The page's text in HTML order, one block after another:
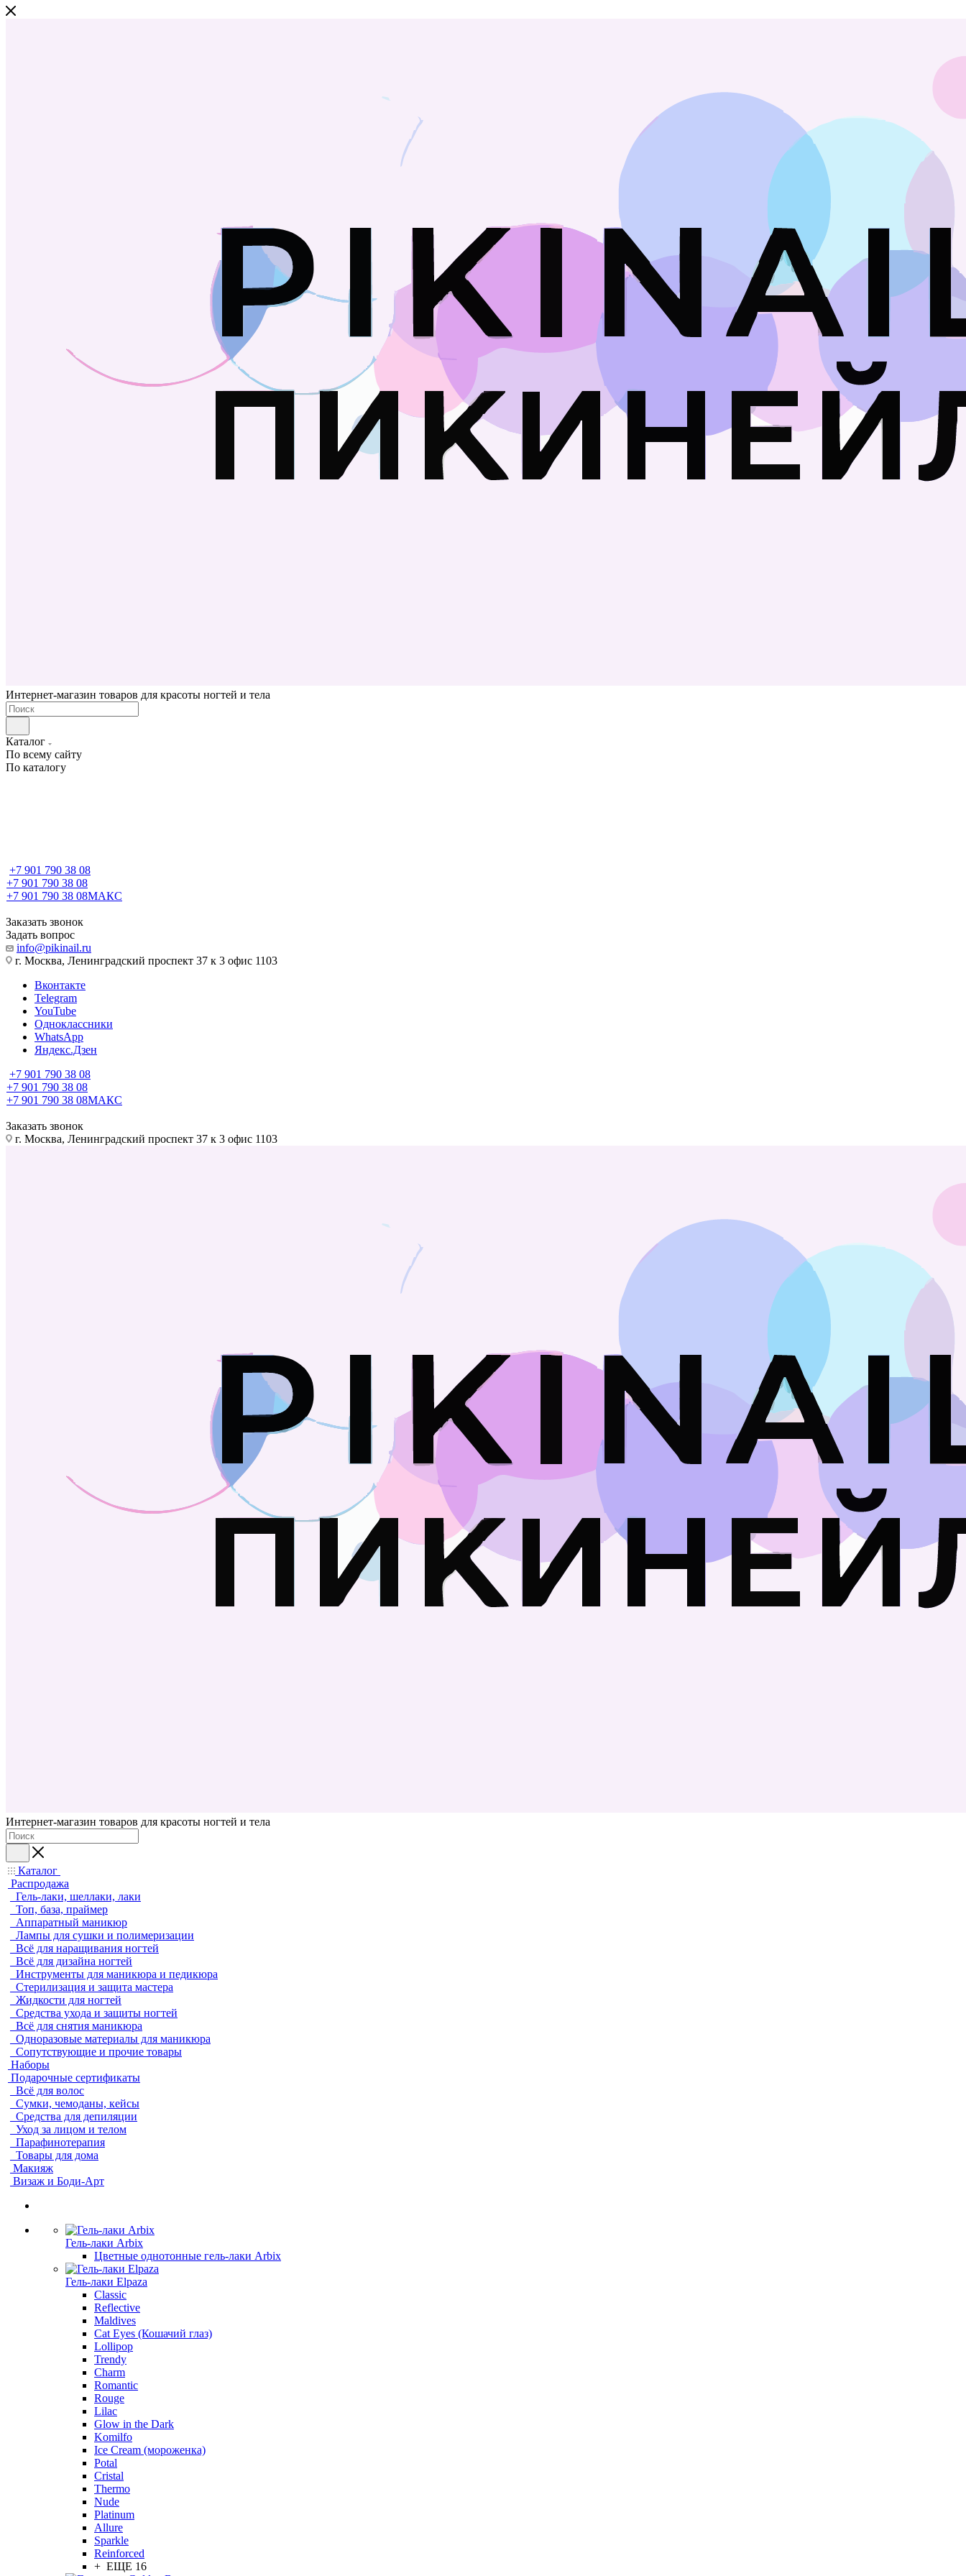
Интернет-магазин товаров для красоты ногтей и тела
Каталог
По всему сайту
По каталогу
+7 901 790 38 08
+7 901 790 38 08
+7 901 790 38 08МАКС
Заказать звонок
Задать вопрос
info@pikinail.ru
г. Москва, Ленинградский проспект 37 к 3 офис 1103
Вконтакте
Telegram
YouTube
Одноклассники
WhatsApp
Яндекс.Дзен
+7 901 790 38 08
+7 901 790 38 08
+7 901 790 38 08МАКС
Заказать звонок
г. Москва, Ленинградский проспект 37 к 3 офис 1103
Интернет-магазин товаров для красоты ногтей и тела
Каталог
Распродажа
Гель-лаки, шеллаки, лаки
Топ, база, праймер
Аппаратный маникюр
Лампы для сушки и полимеризации
Всё для наращивания ногтей
Всё для дизайна ногтей
Инструменты для маникюра и педикюра
Стерилизация и защита мастера
Жидкости для ногтей
Средства ухода и защиты ногтей
Всё для снятия маникюра
Одноразовые материалы для маникюра
Сопутствующие и прочие товары
Наборы
Подарочные сертификаты
Всё для волос
Сумки, чемоданы, кейсы
Средства для депиляции
Уход за лицом и телом
Парафинотерапия
Товары для дома
Макияж
Визаж и Боди-Арт
Гель-лаки Arbix
Цветные однотонные гель-лаки Arbix
Гель-лаки Elpaza
Classic
Reflective
Maldives
Cat Eyes (Кошачий глаз)
Lollipop
Trendy
Charm
Romantic
Rouge
Lilac
Glow in the Dark
Komilfo
Ice Cream (мороженка)
Potal
Cristal
Thermo
Nude
Platinum
Allure
Sparkle
Reinforced
+ ЕЩЕ 16